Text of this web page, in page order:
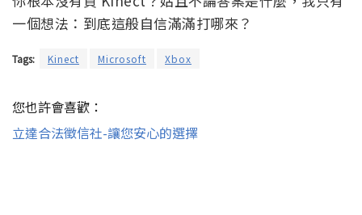
一個想法：到底這般自信滿滿打哪來？
Tags: Kinect Microsoft Xbox
您也許會喜歡：
立達合法徵信社-讓您安心的選擇